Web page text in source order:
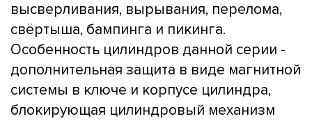
высверливания, вырывания, перелома,
свёртыша, бампинга и пикинга.
Особенность цилиндров данной серии -
дополнительная защита в виде магнитной
системы в ключе и корпусе цилиндра,
блокирующая цилиндровый механизм